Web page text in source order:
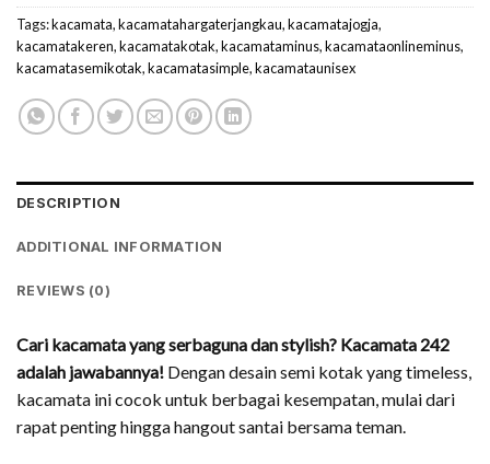
Tags:kacamata,kacamatahargaterjangkau,kacamatajogja,
kacamatakeren,kacamatakotak,kacamataminus,kacamataonlineminus,
kacamatasemikotak,kacamatasimple,kacamataunisex
DESCRIPTION
ADDITIONAL INFORMATION
REVIEWS (0)
Cari kacamata yang serbaguna dan stylish? Kacamata 242
adalah jawabannya! Dengan desain semi kotak yang timeless,
kacamata ini cocok untuk berbagai kesempatan, mulai dari
rapat penting hingga hangout santai bersama teman.